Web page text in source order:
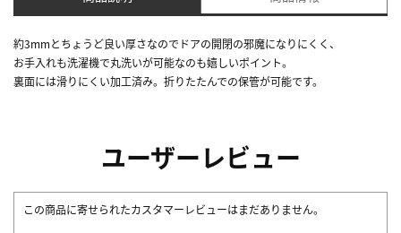
約3mmとちょうど良い厚さなのでドアの開閉の邪魔になりにくく、
お手入れも洗濯機で丸洗いが可能なのも嬉しいポイント。
裏面には滑りにくい加工済み。折りたたんでの保管が可能です。
ユーザーレビュー
この商品に寄せられたカスタマーレビューはまだありません。